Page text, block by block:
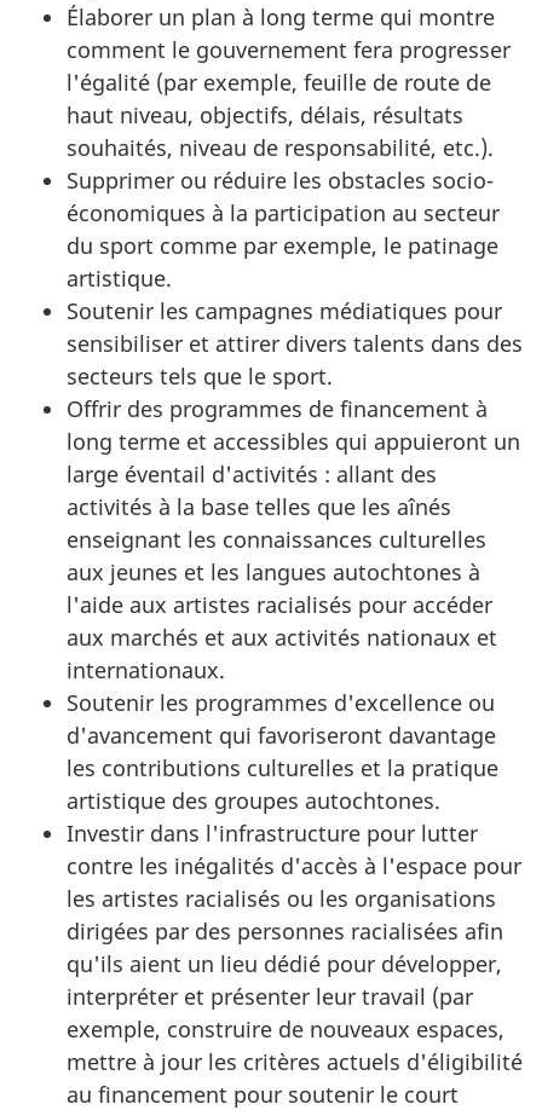
Élaborer un plan à long terme qui montre
comment le gouvernement fera progresser
l'égalité (par exemple, feuille de route de
haut niveau, objectifs, délais, résultats
souhaités, niveau de responsabilité, etc.).
Supprimer ou réduire les obstacles socio-
économiques à la participation au secteur
du sport comme par exemple, le patinage
artistique.
Soutenir les campagnes médiatiques pour
sensibiliser et attirer divers talents dans des
secteurs tels que le sport.
Offrir des programmes de financement à
long terme et accessibles qui appuieront un
large éventail d'activités : allant des
activités à la base telles que les aînés
enseignant les connaissances culturelles
aux jeunes et les langues autochtones à
l'aide aux artistes racialisés pour accéder
aux marchés et aux activités nationaux et
internationaux.
Soutenir les programmes d'excellence ou
d'avancement qui favoriseront davantage
les contributions culturelles et la pratique
artistique des groupes autochtones.
Investir dans l'infrastructure pour lutter
contre les inégalités d'accès à l'espace pour
les artistes racialisés ou les organisations
dirigées par des personnes racialisées afin
qu'ils aient un lieu dédié pour développer,
interpréter et présenter leur travail (par
exemple, construire de nouveaux espaces,
mettre à jour les critères actuels d'éligibilité
au financement pour soutenir le court